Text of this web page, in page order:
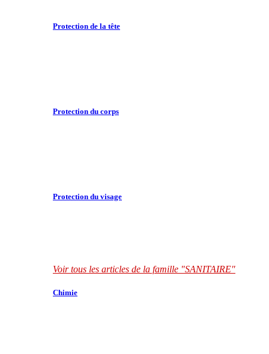
Protection de la tête
Protection du corps
Protection du visage
Voir tous les articles de la famille "SANITAIRE"
Chimie